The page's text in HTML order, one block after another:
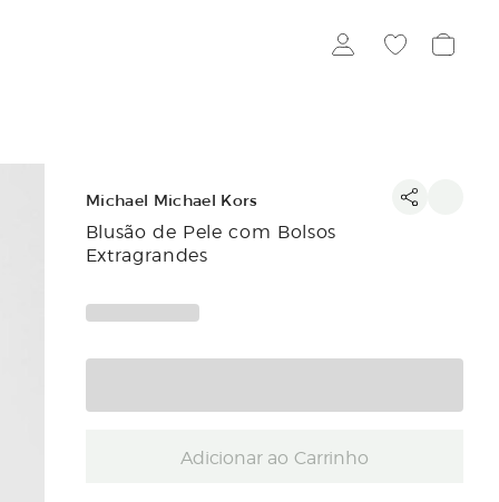
Michael Michael Kors
Blusão de Pele com Bolsos
Extragrandes
Adicionar ao Carrinho